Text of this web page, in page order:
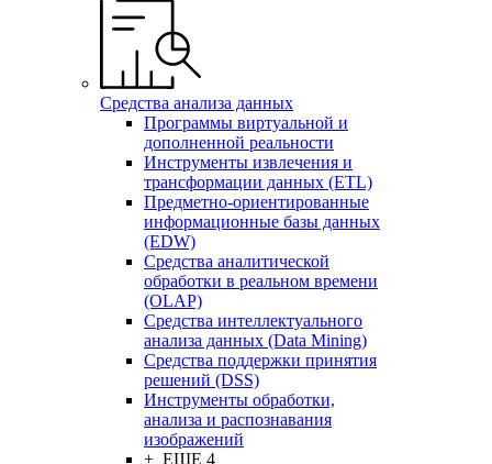
Средства анализа данных
Программы виртуальной и
дополненной реальности
Инструменты извлечения и
трансформации данных (ETL)
Предметно-ориентированные
информационные базы данных
(EDW)
Средства аналитической
обработки в реальном времени
(OLAP)
Средства интеллектуального
анализа данных (Data Mining)
Средства поддержки принятия
решений (DSS)
Инструменты обработки,
анализа и распознавания
изображений
+ ЕЩЕ 4